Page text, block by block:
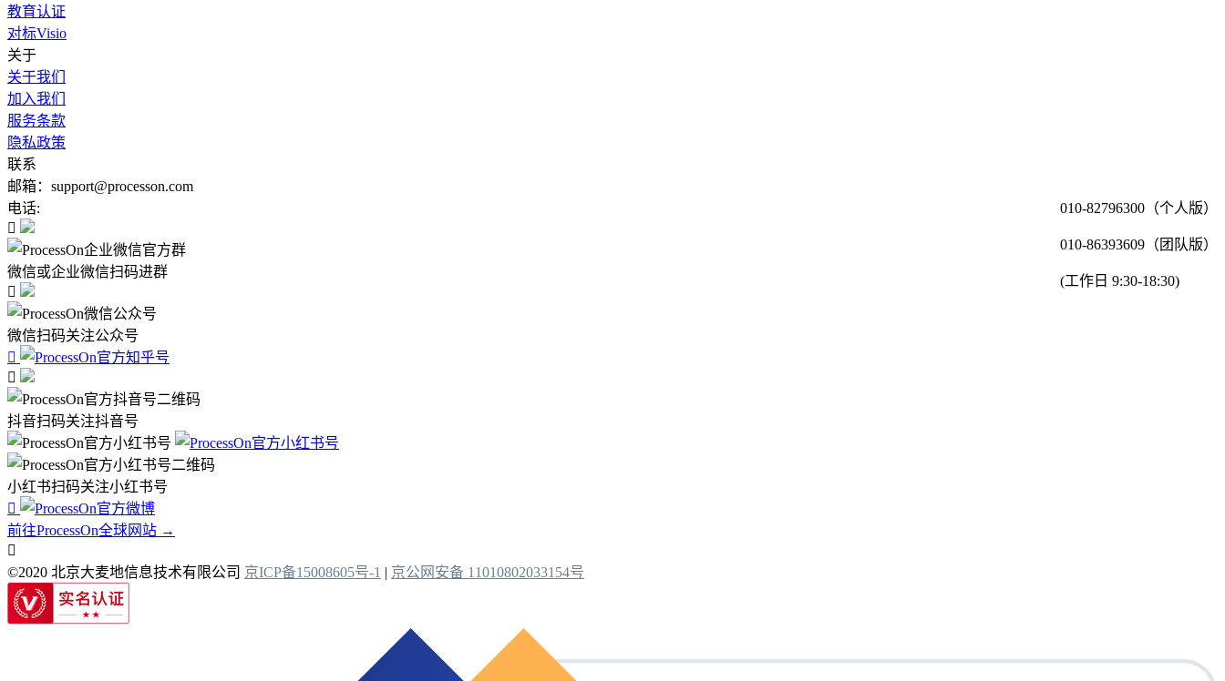
教育认证
对标Visio
关于
关于我们
加入我们
服务条款
隐私政策
联系
邮箱：support@processon.com
电话:
010-82796300（个人版）
010-86393609（团队版）
(工作日 9:30-18:30)

微信或企业微信扫码进群

微信扫码关注公众号


抖音扫码关注抖音号
小红书扫码关注小红书号

前往ProcessOn全球网站 →

©2020 北京大麦地信息技术有限公司 京ICP备15008605号-1 | 京公网安备 11010802033154号